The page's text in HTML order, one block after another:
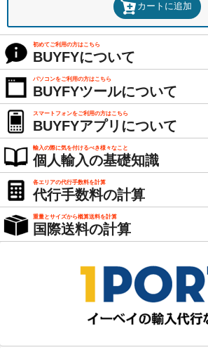
カートに追加
初めてご利用の方はこちら
BUYFYについて
パソコンをご利用の方はこちら
BUYFYツールについて
スマートフォンをご利用の方はこちら
BUYFYアプリについて
輸入の際に気を付けるべき様々なこと
個人輸入の基礎知識
各エリアの代行手数料を計算
代行手数料の計算
重量とサイズから概算送料を計算
国際送料の計算